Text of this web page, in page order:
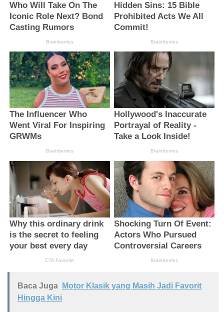
Baca Juga
Motor Klasik yang Masih Jadi Favorit
Hingga Kini